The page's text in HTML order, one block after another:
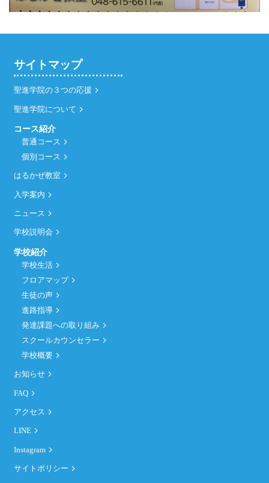
サイトマップ
聖進学院の３つの応援
聖進学院について
コース紹介
普通コース
個別コース
はるかぜ教室
入学案内
ニュース
学校説明会
学校紹介
学校生活
フロアマップ
生徒の声
進路指導
発達課題への取り組み
スクールカウンセラー
学校概要
お知らせ
FAQ
アクセス
LINE
Instagram
サイトポリシー